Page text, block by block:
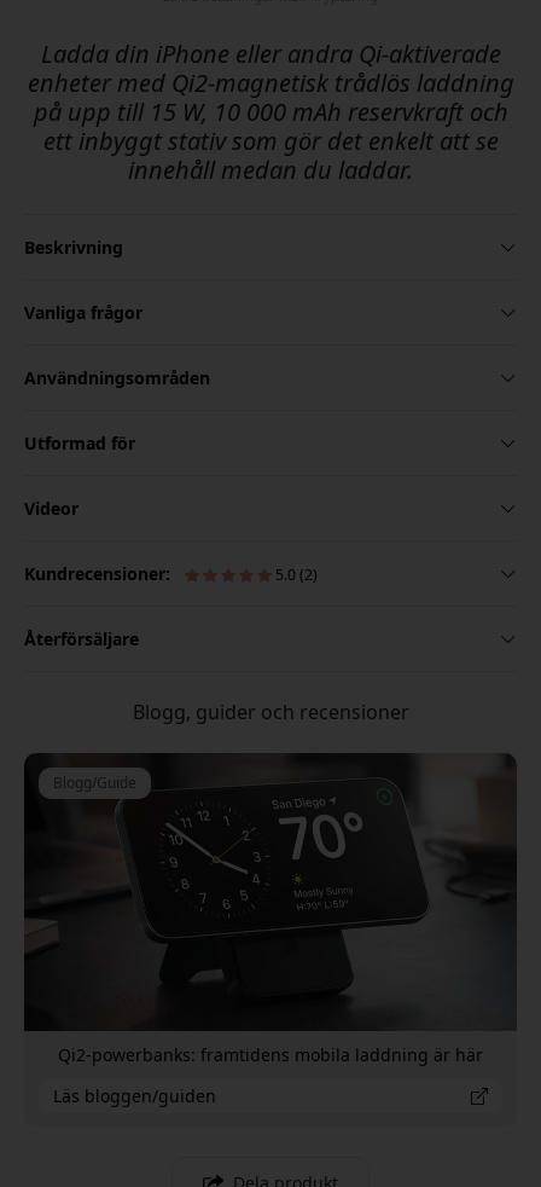
Ladda din iPhone eller andra Qi-aktiverade
enheter med Qi2-magnetisk trådlös laddning
på upp till 15 W, 10 000 mAh reservkraft och
ett inbyggt stativ som gör det enkelt att se
innehåll medan du laddar.
Beskrivning
Vanliga frågor
Användningsområden
Utformad för
Videor
Kundrecensioner: 5.0 (2)
Återförsäljare
Blogg, guider och recensioner
Blogg/Guide
Qi2-powerbanks: framtidens mobila laddning är här
Läs bloggen/guiden